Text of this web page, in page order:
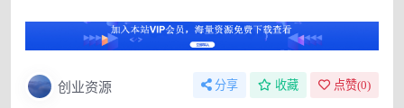
创业资源 分享 收藏 点赞(0)